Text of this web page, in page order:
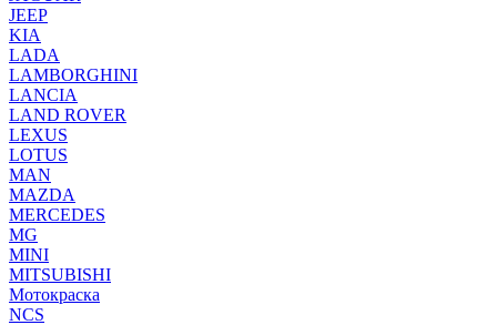
JEEP
KIA
LADA
LAMBORGHINI
LANCIA
LAND ROVER
LEXUS
LOTUS
MAN
MAZDA
MERCEDES
MG
MINI
MITSUBISHI
Мотокраска
NCS